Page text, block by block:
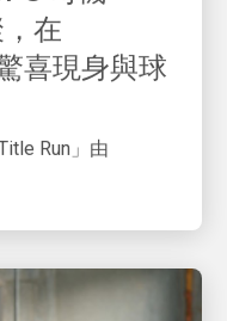
在
喜現身與球
Run」由